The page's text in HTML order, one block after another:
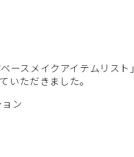
ースメイクアイテムリスト」
いただきました。
ン